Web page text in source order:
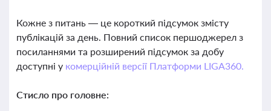
Кожне з питань — це короткий підсумок змісту
публікацій за день. Повний список першоджерел з
посиланнями та розширений підсумок за добу
доступні у комерційній версії Платформи LIGA360.
Стисло про головне: